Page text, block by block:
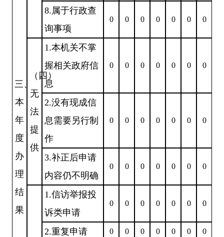
三、
本
年
度
办
理
结
果
8.属于行政查
询事项
0 0 0 0 0 0 0
（四）
无
法
提
供
1.本机关不掌
握相关政府信
息
0 0 0 0 0 0 0
2.没有现成信
息需要另行制
作
0 0 0 0 0 0 0
3.补正后申请
内容仍不明确
0 0 0 0 0 0 0
1.信访举报投
诉类申请
0 0 0 0 0 0 0
2.重复申请 0 0 0 0 0 0 0